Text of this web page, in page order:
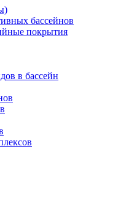
бассейнов
покрытия
в бассейн